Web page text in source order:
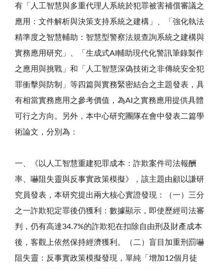
有「人工智慧與多重代理人系統於犯罪被害補償審議之
應用：文件解析與決策支持系統之建構」、「強化執法
精準度之智慧輔助：智慧型警察法規查詢系統之建構與
實務應用研究」、「生成式AI輔助現代化警訊筆錄製作
之應用與挑戰」和「人工智慧深偽技術之非傳統安全犯
罪衝擊與防制」等四篇與實務緊密結合之主題發表，具
有相當實務應用之參考價值，為AI之實務應用提供具體
可行之方向。另外，本中心研究團隊在會中發表二篇學
術論文，分別為：
一、《以人工智慧重建犯罪成本：詐欺案件司法報酬
率、嚇阻失靈與反事實政策模擬》，該主題由顧以謙研
究員發表，本研究提出兩大核心實證發現：（一）三分
之一詐欺犯定罪後仍獲利：數據顯示，即使歷經司法審
判，仍有高達34.7%的詐欺犯在扣除自由刑及財產成本
後，客觀上依然保持經濟獲利。（二）盲目加重刑罰嚇
阻失靈：反事實政策模擬發現，單純「增加12個月徒